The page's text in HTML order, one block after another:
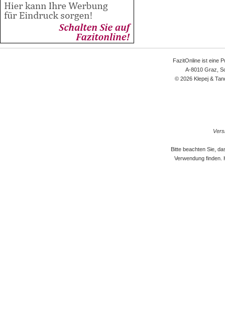
FazitOnline ist eine
A-8010 Graz,
© 2026 Klepej &
Bitte beachten Sie,
Verwendung finden.